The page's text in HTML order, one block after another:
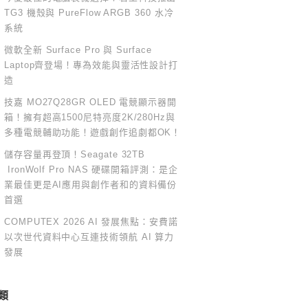
TG3 機殼與 PureFlow ARGB 360 水冷
系統
微軟全新 Surface Pro 與 Surface
Laptop齊登場！專為效能與靈活性設計打
造
技嘉 MO27Q28GR OLED 電競顯示器開
箱！擁有超高1500尼特亮度2K/280Hz與
多種電競輔助功能！遊戲創作追劇都OK！
儲存容量再登頂！Seagate 32TB
IronWolf Pro NAS 硬碟開箱評測：是企
業最佳更是AI應用與創作者和的資料備份
首選
COMPUTEX 2026 AI 發展焦點：安費諾
以次世代資料中心互連技術領航 AI 算力
發展